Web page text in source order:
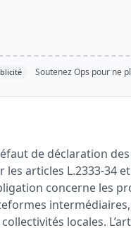
Soutenez Ops pour ne
de déclaration
articles L.2333-34
concerne les
locales.